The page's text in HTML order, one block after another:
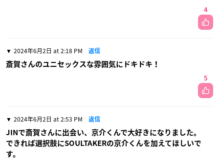
4
2024年6月2日 at 2:18 PM 返信
斎賀さんのユニセックスな雰囲気にドキドキ！
5
2024年6月2日 at 2:53 PM 返信
JINで斎賀さんに出会い、京介くんで大好きになりました。
できれば選択肢にSOULTAKERの京介くんを加えてほしいで
す。